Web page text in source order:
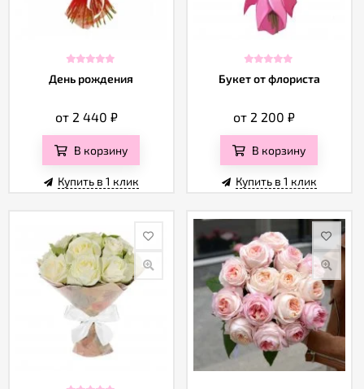
День рождения
от 2 440 ₽
В корзину
Купить в 1 клик
Букет от флориста
от 2 200₽
В корзину
Купить в 1 клик